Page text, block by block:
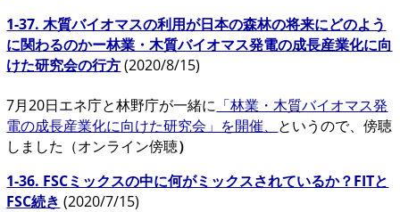
1-37. 木質バイオマスの利用が日本の森林の将来にどのよう
に関わるのかー林業・木質バイオマス発電の成長産業化に向
けた研究会の行方(2020/8/15)
7月20日エネ庁と林野庁が一緒に 「林業・木質バイオマス発
電の成長産業化に向けた研究会」を開催、 というので、傍聴
しました（オンライン傍聴）
1-36. FSCミックスの中に何がミックスされているか？FITと
FSC続き (2020/7/15)